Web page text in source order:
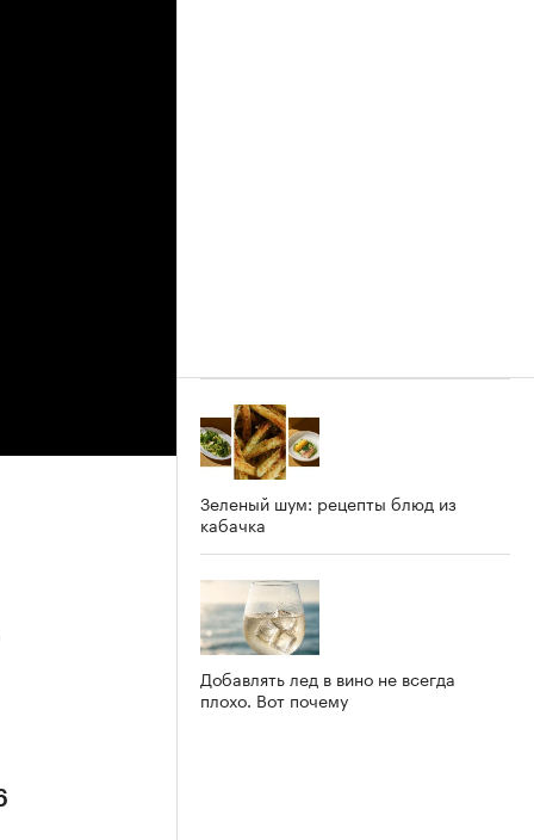
Зеленый шум: рецепты блюд из
кабачка
Добавлять лед в вино не всегда
плохо. Вот почему